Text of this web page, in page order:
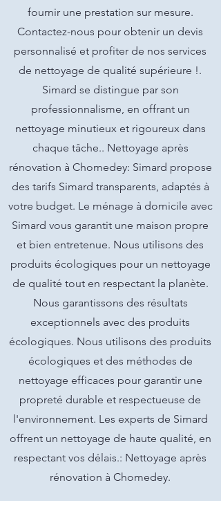
fournir une prestation sur mesure.
Contactez-nous pour obtenir un devis
personnalisé et profiter de nos services
de nettoyage de qualité supérieure !.
Simard se distingue par son
professionnalisme, en offrant un
nettoyage minutieux et rigoureux dans
chaque tâche.. Nettoyage après
rénovation à Chomedey: Simard propose
des tarifs Simard transparents, adaptés à
votre budget. Le ménage à domicile avec
Simard vous garantit une maison propre
et bien entretenue. Nous utilisons des
produits écologiques pour un nettoyage
de qualité tout en respectant la planète.
Nous garantissons des résultats
exceptionnels avec des produits
écologiques. Nous utilisons des produits
écologiques et des méthodes de
nettoyage efficaces pour garantir une
propreté durable et respectueuse de
l'environnement. Les experts de Simard
offrent un nettoyage de haute qualité, en
respectant vos délais.: Nettoyage après
rénovation à Chomedey.